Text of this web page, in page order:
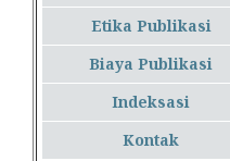
Etika Publikasi
Biaya Publikasi
Indeksasi
Kontak